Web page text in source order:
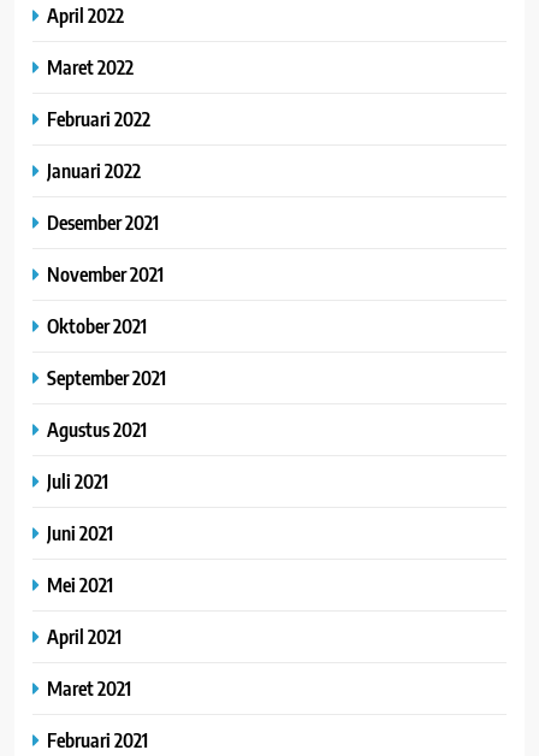
April 2022
Maret 2022
Februari 2022
Januari 2022
Desember 2021
November 2021
Oktober 2021
September 2021
Agustus 2021
Juli 2021
Juni 2021
Mei 2021
April 2021
Maret 2021
Februari 2021